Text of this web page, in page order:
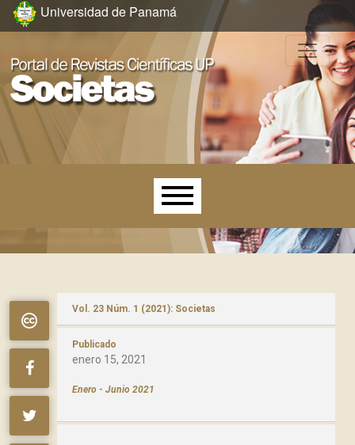
Ir al menú de navegación principal
Ir al contenido principal
Ir al pie de página del sitio
Universidad de Panamá
Menú principal
Vol. 23 Núm. 1 (2021): Societas
Publicado
enero 15, 2021
Enero - Junio 2021